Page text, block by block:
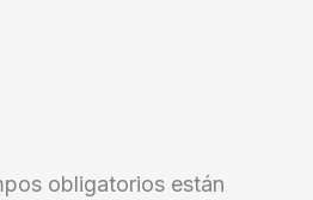
obligatorios están